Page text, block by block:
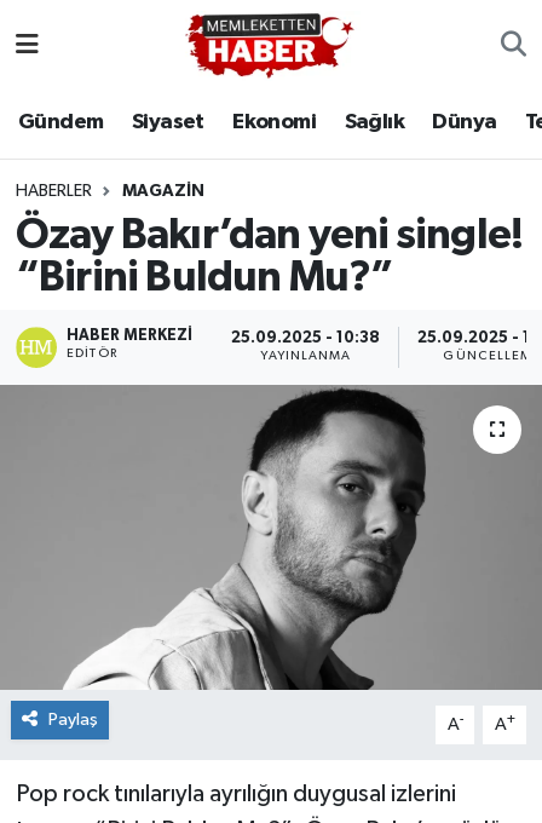
Gündem Siyaset Ekonomi Sağlık Dünya
HABERLER MAGAZIN
Özay Bakır’dan yeni single!
“Birini Buldun Mu?”
HABER MERKEZI
EDITÖR
25.09.2025 - 10:38
YAYINLANMA
25.09.2025 -
GÜNCELLEME
Paylaş A- A+
Pop rock tınılarıyla ayrılığın duygusal izlerini